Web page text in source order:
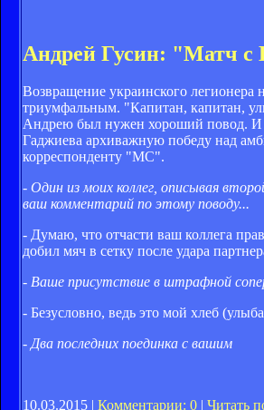
Андрей Гусин: "Матч с
Возвращение украинского
триумфальным. "Капитан, капитан,
Андрею был нужен хороший повод. И
Гаджиева архиважную победу над
корреспонденту "МС".
- Один из моих коллег, описывая
ваш комментарий по этому поводу...
- Думаю, что отчасти ваш коллега
добил мяч в сетку после удара
- Ваше присутствие в штрафной
- Безусловно, ведь это мой хлеб
- Два последних поединка с вашим
10.03.2015 | Комментарии: 0 Читать